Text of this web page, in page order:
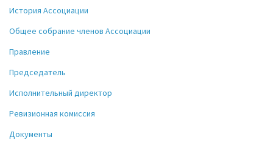
История Ассоциации
Общее собрание членов Ассоциации
Правление
Председатель
Исполнительный директор
Ревизионная комиссия
Документы